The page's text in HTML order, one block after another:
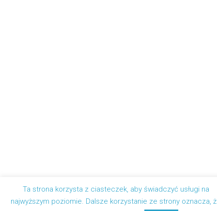
Ta strona korzysta z ciasteczek, aby świadczyć usługi na
najwyższym poziomie. Dalsze korzystanie ze strony oznacza,